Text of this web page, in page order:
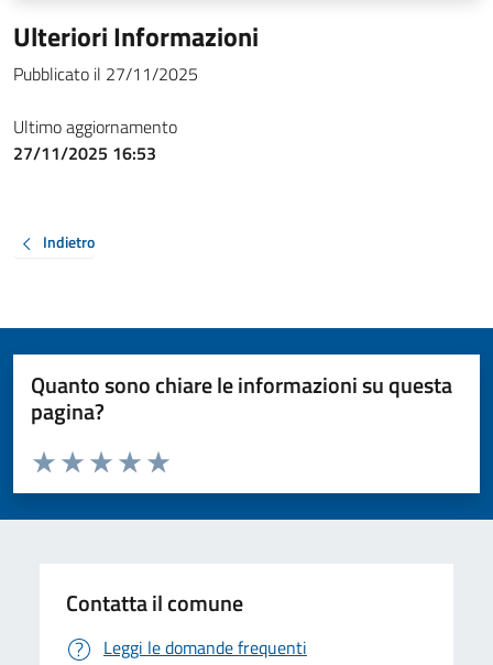
Ulteriori Informazioni
Pubblicato il 27/11/2025
Ultimo aggiornamento
27/11/2025 16:53
Indietro
Quanto sono chiare le informazioni su questa
pagina?
Valuta da 1 a 5 stelle la pagina
Valuta 5 stelle su 5
Valuta 4 stelle su 5
Valuta 3 stelle su 5
Valuta 2 stelle su 5
Valuta 1 stelle su 5
Contatta il comune
Leggi le domande frequenti